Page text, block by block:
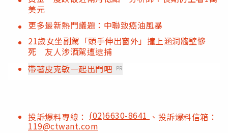
美元
更多最新熱門議題：中聯致癌油風暴
21歲女坐副駕「頭手伸出窗外」撞上涵洞牆壁慘
死 友人涉酒駕遭逮捕
帶著皮克敏一起出門吧 PR
投訴爆料專線： (02)6630-8641 、投訴爆料信箱：
119@ctwant.com